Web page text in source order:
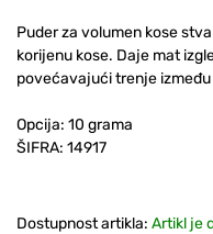
Puder za volumen kose
korijenu kose. Daje mat
povećavajući trenje između
Opcija: 10 grama
ŠIFRA: 14917
Dostupnost artikla: Artikl je